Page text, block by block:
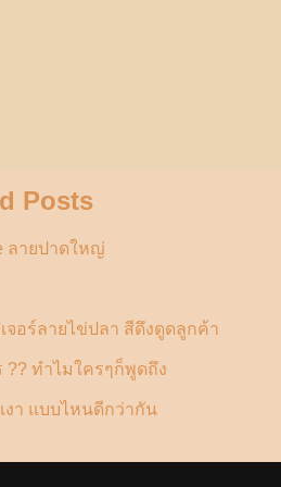
Posts
ลายปาดใหญ่
เจอร์ลายไข่ปลา สีดึงดูดลูกค้า
?? ทำไมใครๆก็พูดถึง
งา แบบไหนดีกว่ากัน